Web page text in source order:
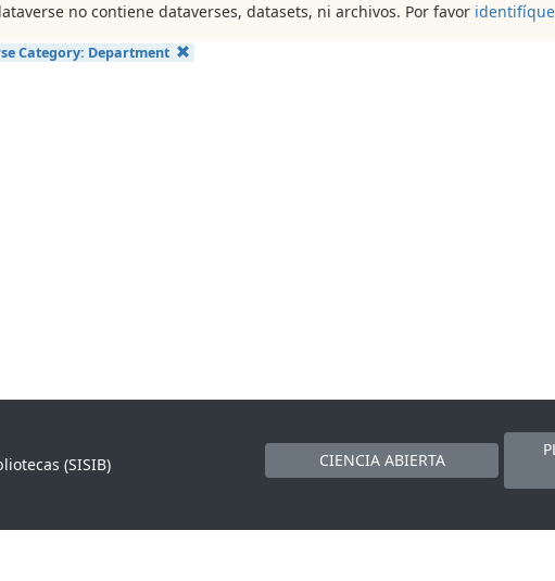
no contiene dataverses, datasets, ni archivos. Por favor
Category: Department
(SISIB)
CIENCIA ABIERTA